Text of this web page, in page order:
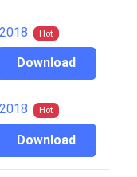
Hot
Download
Hot
Download